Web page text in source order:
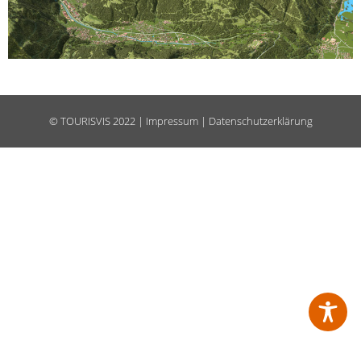
©TOURISVIS2022 | Impressum| Datenschutzerklärung